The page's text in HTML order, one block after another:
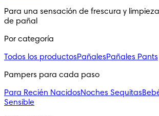
Para una sensación de frescura y
de pañal
Por categoría
Todos los productosPañalesPañales Pants
Pampers para cada paso
Para Recién NacidosNoches Sequitas
Sensible